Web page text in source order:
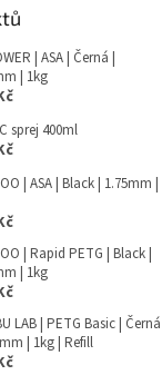
| ASA | Černá |
| 1kg
sprej 400ml
| ASA | Black | 1.75mm |
| Rapid PETG | Black |
| 1kg
LAB | PETG Basic | Černá
| 1kg | Refill